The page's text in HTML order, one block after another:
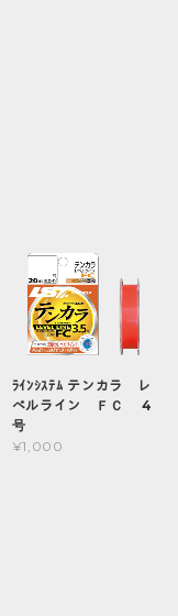
ﾗｲﾝｼｽﾃﾑ テンカラ レ
ベルライン ＦＣ 4
号
¥1,000